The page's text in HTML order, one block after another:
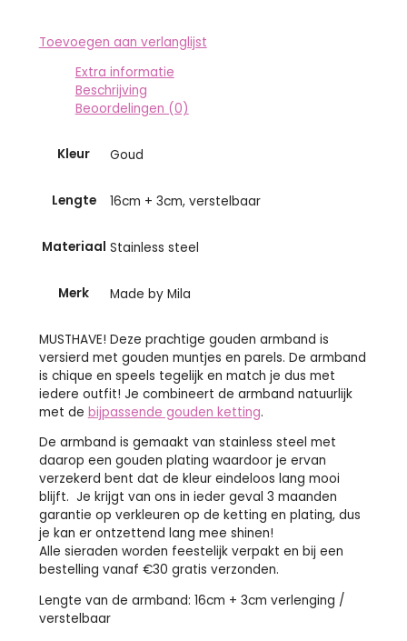
Toevoegen aan verlanglijst
Extra informatie
Beschrijving
Beoordelingen (0)
Kleur Goud
Lengte 16cm + 3cm, verstelbaar
Materiaal Stainless steel
Merk Made by Mila
MUSTHAVE! Deze prachtige gouden armband is
versierd met gouden muntjes en parels. De armband
is chique en speels tegelijk en match je dus met
iedere outfit! Je combineert de armband natuurlijk
met de bijpassende gouden ketting.
De armband is gemaakt van stainless steel met
daarop een gouden plating waardoor je ervan
verzekerd bent dat de kleur eindeloos lang mooi
blijft. Je krijgt van ons in ieder geval 3 maanden
garantie op verkleuren op de ketting en plating, dus
je kan er ontzettend lang mee shinen!
Alle sieraden worden feestelijk verpakt en bij een
bestelling vanaf €30 gratis verzonden.
Lengte van de armband: 16cm + 3cm verlenging /
verstelbaar